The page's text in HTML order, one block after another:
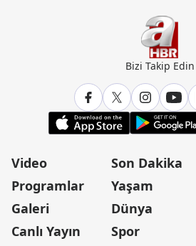
Bizi Takip Edin
Video
Programlar
Galeri
Canlı Yayın
Son Dakika
Yaşam
Dünya
Spor